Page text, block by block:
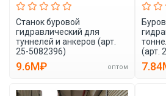
Станок буровой
гидравлический для
туннелей и анкеров (арт.
25-5082396)
9.6M₽ оптом
(арт.